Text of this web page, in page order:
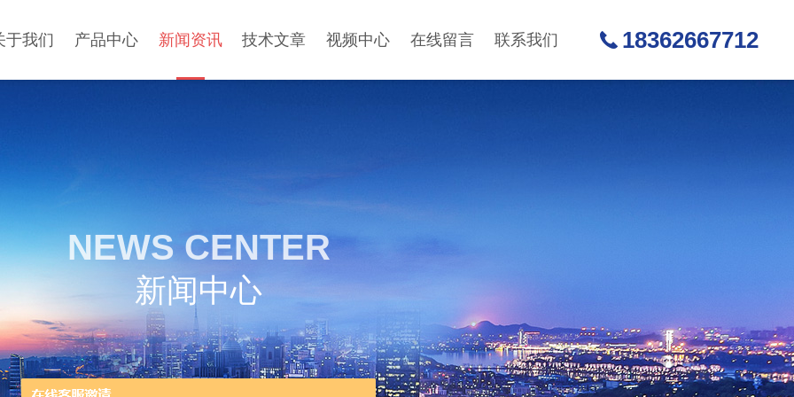
于我们 产品中心 新闻资讯 技术文章 视频中心 在线留言 联系我们 18362667712
NEWS CENTER
新闻中心